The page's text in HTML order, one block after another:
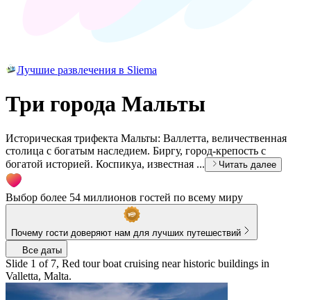
Лучшие развлечения в Sliema
Три города Мальты
Историческая трифекта Мальты: Валлетта, величественная
столица с богатым наследием. Биргу, город-крепость с
богатой историей. Коспикуа, известная ...
Читать далее
Выбор более 54 миллионов гостей по всему миру
Почему гости доверяют нам для лучших путешествий
Все даты
Slide 1 of 7, Red tour boat cruising near historic buildings in
Valletta, Malta.